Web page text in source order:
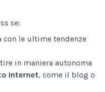
se:
con le ultime tendenze
in maniera autonoma
Internet, come il blog o